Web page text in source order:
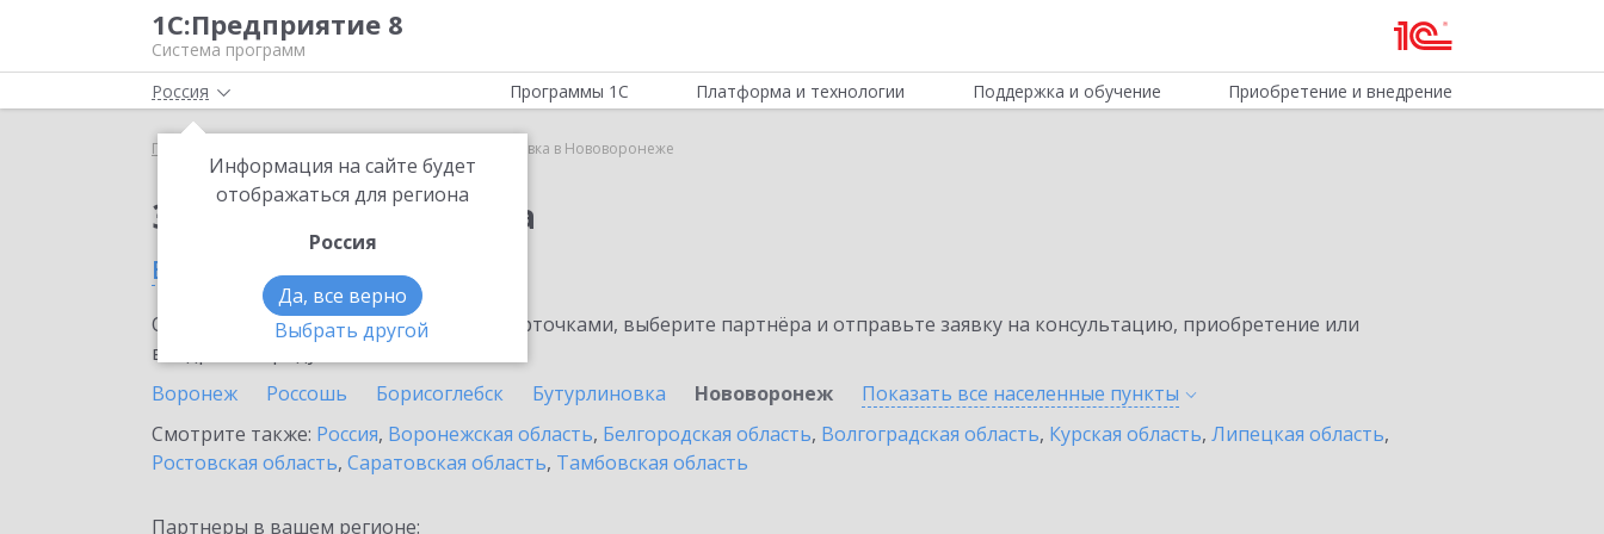
1С:Предприятие 8
Система программ
Россия
Информация на сайте будет
отображаться для региона
Россия
Да, все верно
Выбрать другой
Программы 1С Платформа и технологии Поддержка и обучение Приобретение и внедрение
Главная 1С:Доставка в Нововоронеже
Заказать 1С:Доставка
в Нововоронеже
Ознакомьтесь с информационными карточками, выберите партнёра и отправьте заявку на консультацию, приобретение или
внедрение продукта.
Воронеж
Россошь Борисоглебск Бутурлиновка Нововоронеж Показать все населенные пункты
Смотрите также: Россия, Воронежская область, Белгородская область, Волгоградская область, Курская область, Липецкая область,
Ростовская область, Саратовская область, Тамбовская область
Партнеры в вашем регионе: